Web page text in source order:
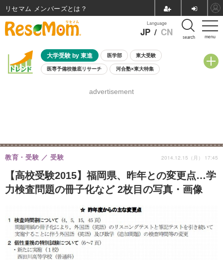
menu
Language
JP / CN search
大学受験 by 東進 医学部 東大受験
医専予備校徹底リサーチ 河合塾×東大特集
8月開催学校説明会・相談会
advertisement
【高校受験2015】福岡県、昨年との変更点…学
力検査問題の冊子化など 2枚目の写真・画像
教育・受験 受験 2014.12.15（月） 17:45
リセマム メンバーズ